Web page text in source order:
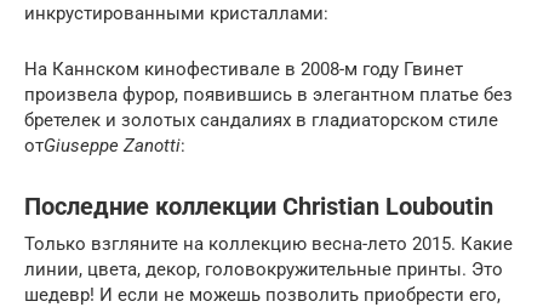
инкрустированными кристаллами:
На Каннском кинофестивале в 2008-м году Гвинет
произвела фурор, появившись в элегантном платье без
бретелек и золотых сандалиях в гладиаторском стиле
отGiuseppe Zanotti:
Последние коллекции Christian Louboutin
Только взгляните на коллекцию весна-лето 2015. Какие
линии, цвета, декор, головокружительные принты. Это
шедевр! И если не можешь позволить приобрести его,